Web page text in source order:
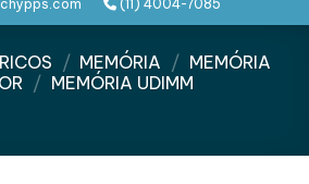
(11) 4004-7085
/ MEMÓRIA / MEMÓRIA
/ MEMÓRIA UDIMM